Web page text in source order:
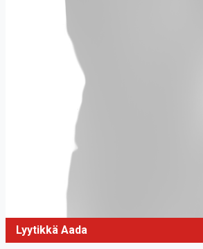
Lyytikkä Aada